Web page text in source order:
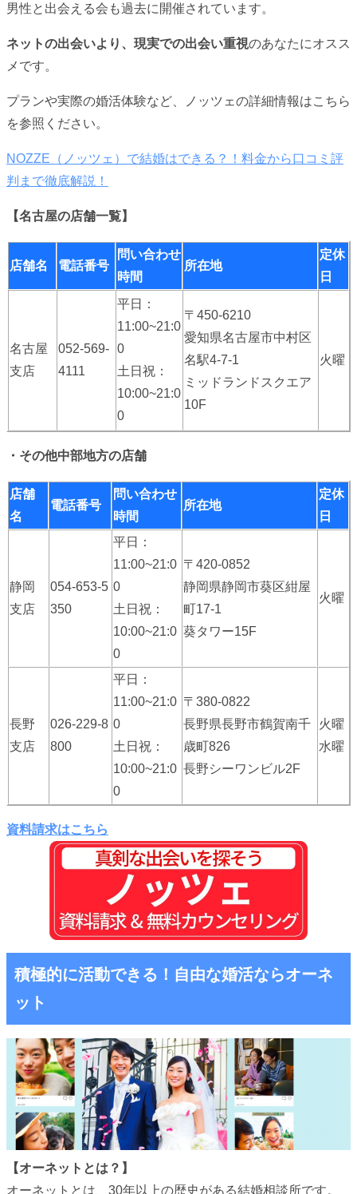
男性と出会える会も過去に開催されています。
ネットの出会いより、現実での出会い重視のあなたにオスス
メです。
プランや実際の婚活体験など、ノッツェの詳細情報はこちら
を参照ください。
NOZZE（ノッツェ）で結婚はできる？！料金から口コミ評
判まで徹底解説！
【名古屋の店舗一覧】
店舗名 電話番号
問い合わせ
時間
所在地
定休
日
名古屋
支店
052-569-
4111
平日：
11:00~21:0
0
土日祝：
10:00~21:0
0
〒450-6210
愛知県名古屋市中村区
名駅4-7-1
ミッドランドスクエア
10F
火曜
・その他中部地方の店舗
店舗
名
電話番号
問い合わせ
時間
所在地
定休
日
静岡
支店
054-653-5
350
平日：
11:00~21:0
0
土日祝：
10:00~21:0
0
〒420-0852
静岡県静岡市葵区紺屋
町17-1
葵タワー15F
火曜
長野
支店
026-229-8
800
平日：
11:00~21:0
0
土日祝：
10:00~21:0
0
〒380-0822
長野県長野市鶴賀南千
歳町826
長野シーワンビル2F
火曜
水曜
資料請求はこちら
積極的に活動できる！自由な婚活ならオーネ
ット
【オーネットとは？】
オーネットとは、30年以上の歴史がある結婚相談所です。